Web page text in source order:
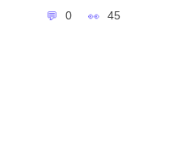
0 45